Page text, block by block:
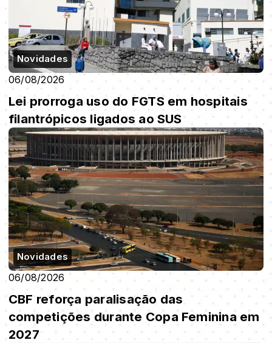
Novidades
06/08/2026
Lei prorroga uso do FGTS em hospitais
filantrópicos ligados ao SUS
Novidades
06/08/2026
CBF reforça paralisação das
competições durante Copa Feminina em
2027